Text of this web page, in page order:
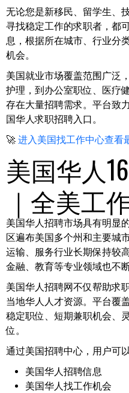
无论您是新移民、留学生、
寻找稳定工作的求职者，都
息，根据所在城市、行业分
机会。
美国就业市场覆盖范围广泛
护理，到办公室职位、医疗
存在大量招聘需求。平台致
国华人求职招聘入口。
🚀 进入美国找工作中心查看
美国华人
｜全美工
美国华人招聘市场具有明显
区遍布美国多个州和主要城
运输、服务行业长期保持较
金融、教育等专业领域也不
美国华人招聘网不仅帮助求
当地华人人才资源。平台覆
稳定职位、短期兼职机会、
位。
通过美国招聘中心，用户可
美国华人招聘信息
美国华人找工作机会